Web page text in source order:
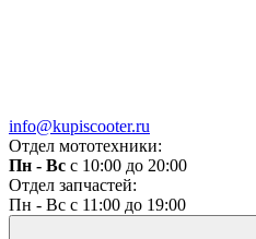
info@kupiscooter.ru
Отдел мототехники:
Пн - Вс с 10:00 до 20:00
Отдел запчастей:
Пн - Вс с 11:00 до 19:00